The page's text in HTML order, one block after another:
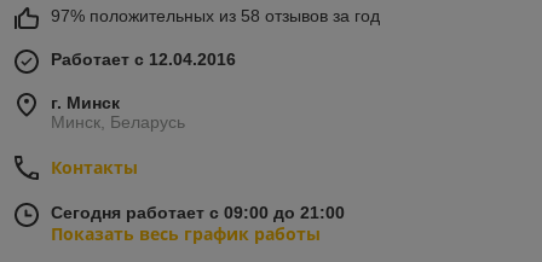
97% положительных из 58 отзывов за год
Работает с 12.04.2016
г. Минск
Минск, Беларусь
Контакты
Сегодня работает с 09:00 до 21:00
Показать весь график работы